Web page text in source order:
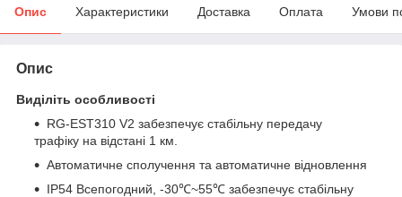
Опис Характеристики Доставка Оплата Умови
Опис
Виділіть особливості
RG-EST310 V2 забезпечує стабільну передачу
трафіку на відстані 1 км.
Автоматичне сполучення та автоматичне відновлення
IP54 Всепогодний, -30℃~55℃ забезпечує стабільну